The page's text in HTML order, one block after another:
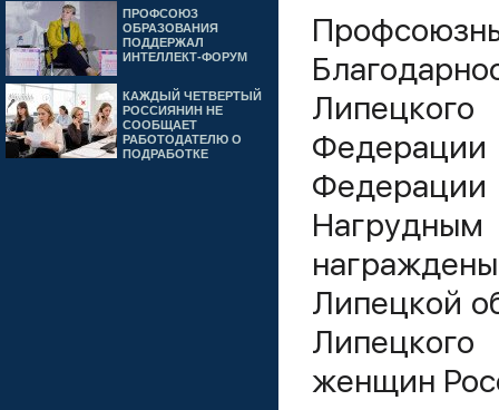
ПРОФСОЮЗ
ОБРАЗОВАНИЯ
ПОДДЕРЖАЛ
ИНТЕЛЛЕКТ-ФОРУМ
КАЖДЫЙ ЧЕТВЕРТЫЙ
РОССИЯНИН НЕ
СООБЩАЕТ
РАБОТОДАТЕЛЮ О
ПОДРАБОТКЕ
Федерации
Липецкой
женщин